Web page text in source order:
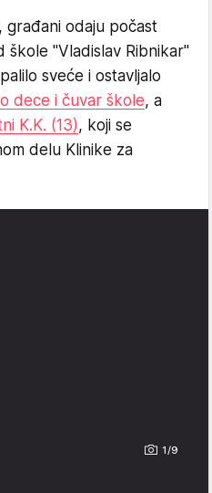
građani odaju počast
škole "Vladislav Ribnikar"
sveće i ostavljalo
dece i čuvar škole, a
K.K. (13), koji se
delu Klinike za
1/9